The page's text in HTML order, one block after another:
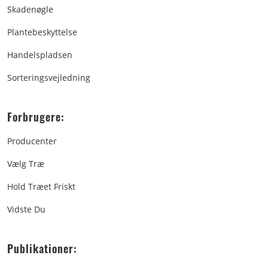
Skadenøgle
Plantebeskyttelse
Handelspladsen
Sorteringsvejledning
Forbrugere:
Producenter
Vælg Træ
Hold Træet Friskt
Vidste Du
Publikationer: